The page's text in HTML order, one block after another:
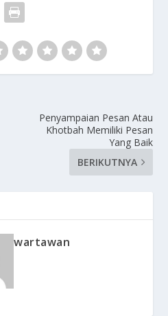
Penyampaian Pesan Atau
Khotbah Memiliki Pesan
Yang Baik
BERIKUTNYA
wartawan